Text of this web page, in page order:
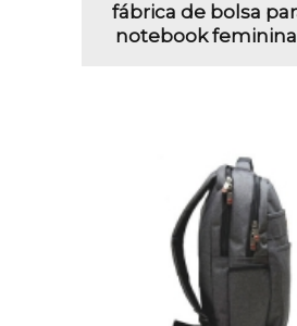
fábrica de bolsa
notebook feminina